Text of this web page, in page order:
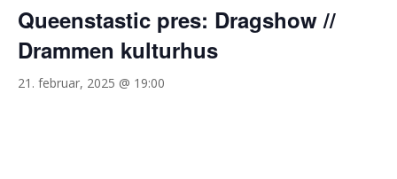
Queenstastic pres: Dragshow //
Drammen kulturhus
21. februar, 2025 @ 19:00